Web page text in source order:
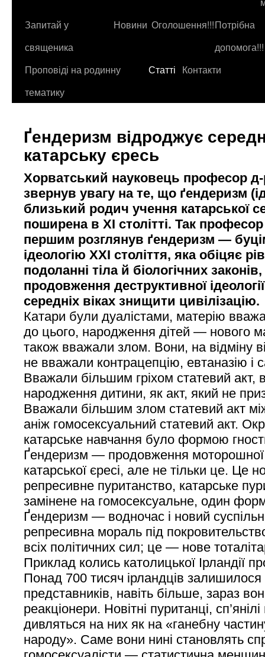
контенту
Запитай у
священика
Новини Оголошення!!!Потрібна
допомога!!!
Проповіді на родинну
тематику
Статті Контакти
Ґендеризм відроджує
катарську єресь
Хорватський науковець професор д-
звернув увагу на те, що ґендеризм
близький родич учення катарської
поширена в ХІ столітті. Так
першим розглянув ґендеризм —
ідеологію ХХІ століття, яка обіцяє
подоланні тіла й біологічних законів,
продовження деструктивної
середніх віках знищити цивілізацію.
Катари були дуалістами, матерію
до цього, народження дітей — нового
також вважали злом. Вони, на відміну
не вважали контрацепцію, евтаназію і
Вважали більшим гріхом статевий акт,
народження дитини, як акт, який не
Вважали більшим злом статевий акт
аніж гомосексуальний статевий акт.
катарське навчання було формою
Ґендеризм — продовження моторошної
катарської єресі, але не тільки це. Це
репресивне пуританство, катарське
замінене на гомосексуальне, один
Ґендеризм — водночас і новий
репресивна мораль під
всіх політичних сил; це — нове
Приклад колись католицької Ірландії
Понад 700 тисяч ірландців залишилося
представників, навіть більше, зараз
реакціонери. Новітні пуританці,
дивляться на них як на «ганебну
народу». Саме вони нині становлять